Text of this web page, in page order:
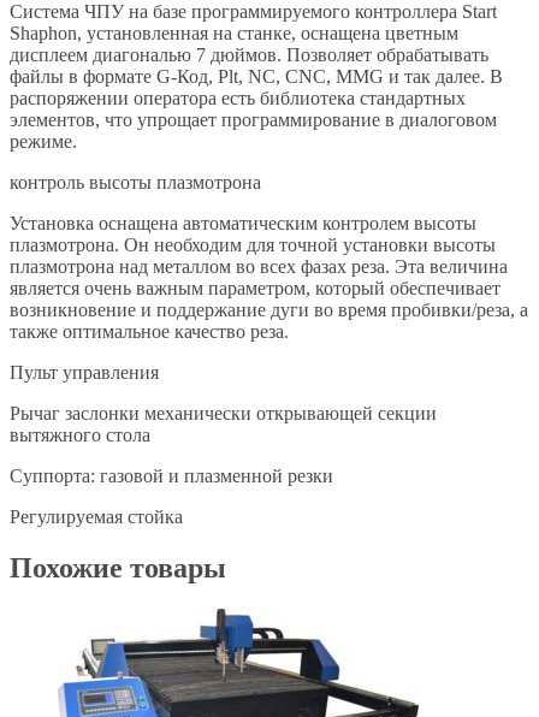
Система ЧПУ на базе программируемого контроллера Start
Shaphon, установленная на станке, оснащена цветным
дисплеем диагональю 7 дюймов. Позволяет обрабатывать
файлы в формате G-Код, Plt, NC, CNC, MMG и так далее. В
распоряжении оператора есть библиотека стандартных
элементов, что упрощает программирование в диалоговом
режиме.
контроль высоты плазмотрона
Установка оснащена автоматическим контролем высоты
плазмотрона. Он необходим для точной установки высоты
плазмотрона над металлом во всех фазах реза. Эта величина
является очень важным параметром, который обеспечивает
возникновение и поддержание дуги во время пробивки/реза, а
также оптимальное качество реза.
Пульт управления
Рычаг заслонки механически открывающей секции
вытяжного стола
Суппорта: газовой и плазменной резки
Регулируемая стойка
Похожие товары